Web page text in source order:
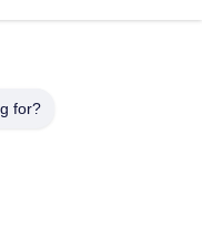
grabada con
duraderas para
for?